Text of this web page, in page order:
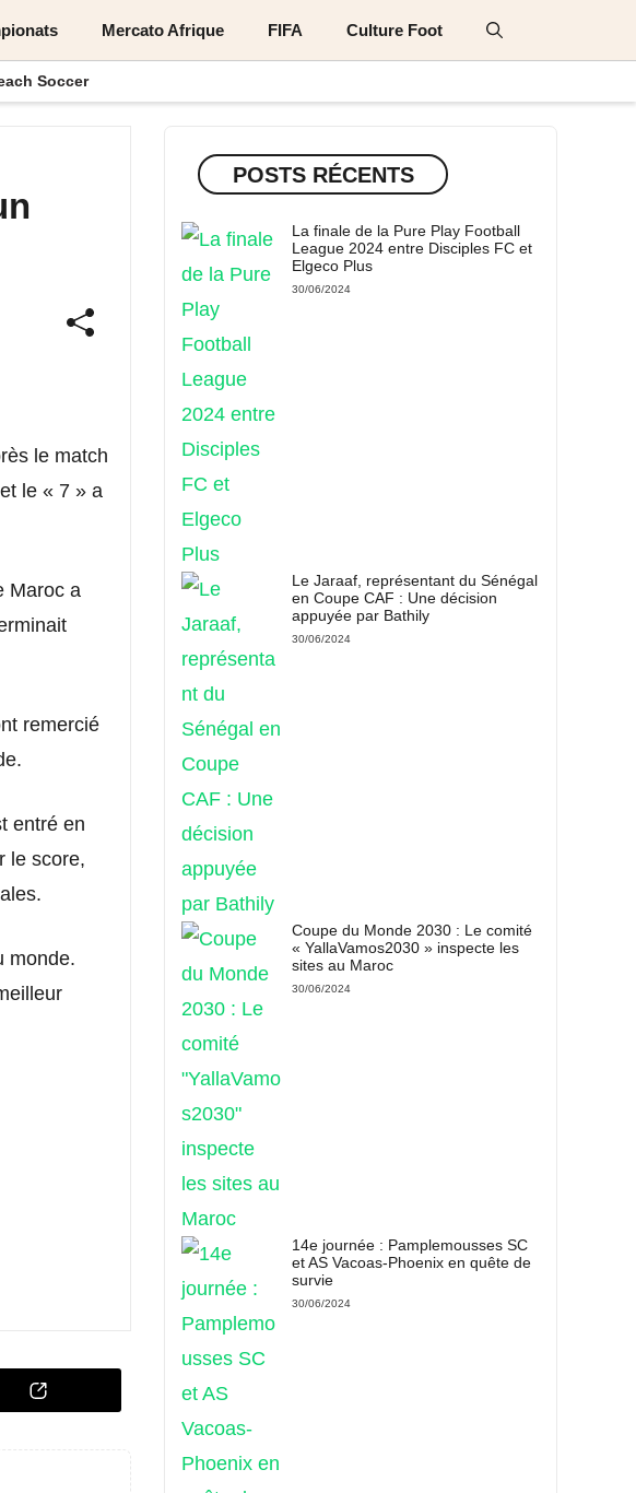
Mercato Afrique FIFA Culture Foot
Soccer
le match
le « 7 » a
Maroc a
remercié
entré en
le score,
monde.
POSTS RÉCENTS
La finale de la Pure Play Football
League 2024 entre Disciples FC et
Elgeco Plus
30/06/2024
Le Jaraaf, représentant du Sénégal
en Coupe CAF : Une décision
appuyée par Bathily
30/06/2024
Coupe du Monde 2030 : Le comité
« YallaVamos2030 » inspecte les
sites au Maroc
30/06/2024
14e journée : Pamplemousses SC
et AS Vacoas-Phoenix en quête de
survie
30/06/2024